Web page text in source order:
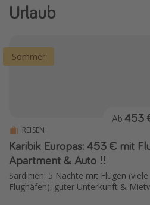
Gozo Urlaub
Kefalonia Urlaub
Krabi Urlaub
Tulum Urlaub
Sri Lanka Rundreise
Urlaub
Sommer
REISEN
Karibik Europas: 453 € mit
Apartment & Auto ‼️
Sardinien: 5 Nächte mit Flügen (viele
Flughäfen), guter Unterkunft &
Ab 453